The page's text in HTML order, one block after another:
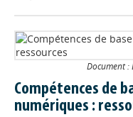
Document
Compétences de
numériques :